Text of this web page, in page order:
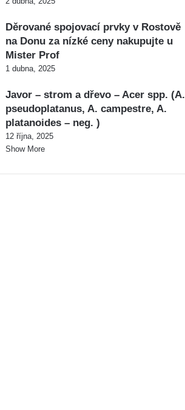
Děrované spojovací prvky v Rostově
na Donu za nízké ceny nakupujte u
Mister Prof
1 dubna, 2025
Javor – strom a dřevo – Acer spp. (A.
pseudoplatanus, A. campestre, A.
platanoides – neg. )
12 října, 2025
Show More